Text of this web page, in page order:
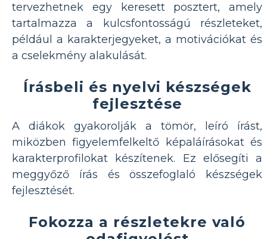
tervezhetnek egy keresett posztert, amely
tartalmazza a kulcsfontosságú részleteket,
például a karakterjegyeket, a motivációkat és
a cselekmény alakulását.
Írásbeli és nyelvi készségek
fejlesztése
A diákok gyakorolják a tömör, leíró írást,
miközben figyelemfelkeltő képaláírásokat és
karakterprofilokat készítenek. Ez elősegíti a
meggyőző írás és összefoglaló készségek
fejlesztését.
Fokozza a részletekre való